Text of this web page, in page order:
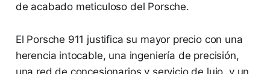
de acabado meticuloso del Porsche.
El Porsche 911 justifica su mayor precio con una
herencia intocable, una ingeniería de precisión,